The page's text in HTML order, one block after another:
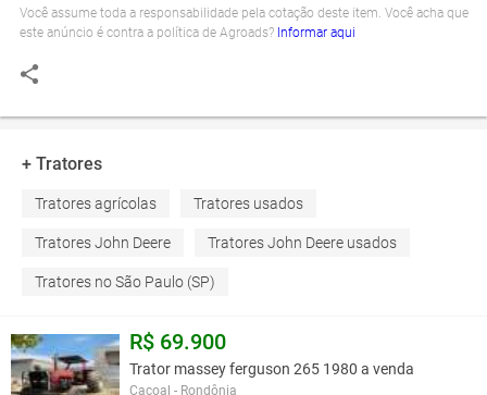
Você assume toda a responsabilidade pela cotação deste item. Você acha que
este anúncio é contra a política de Agroads? Informar aqui
+ Tratores
Tratores agrícolas Tratores usados
Tratores John Deere Tratores John Deere usados
Tratores no São Paulo (SP)
R$ 69.900
Trator massey ferguson 265 1980 a venda
Cacoal - Rondônia